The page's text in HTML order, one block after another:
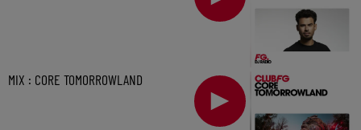
MIX : CORE TOMORROWLAND